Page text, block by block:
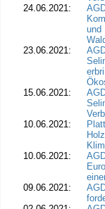
24.06.2021:
und
23.06.2021:
15.06.2021:
10.06.2021:
10.06.2021:
09.06.2021: